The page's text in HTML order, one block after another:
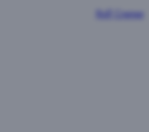
Rolf Cremer